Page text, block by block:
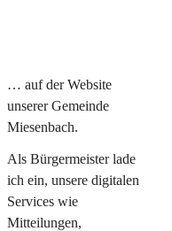
… auf der Website
unserer Gemeinde
Miesenbach.
Als Bürgermeister lade
ich ein, unsere digitalen
Services wie
Mitteilungen,